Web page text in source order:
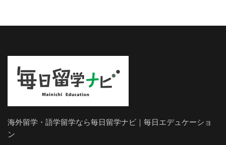
海外留学・語学留学なら毎日留学ナビ｜毎日エデュケーショ
ン